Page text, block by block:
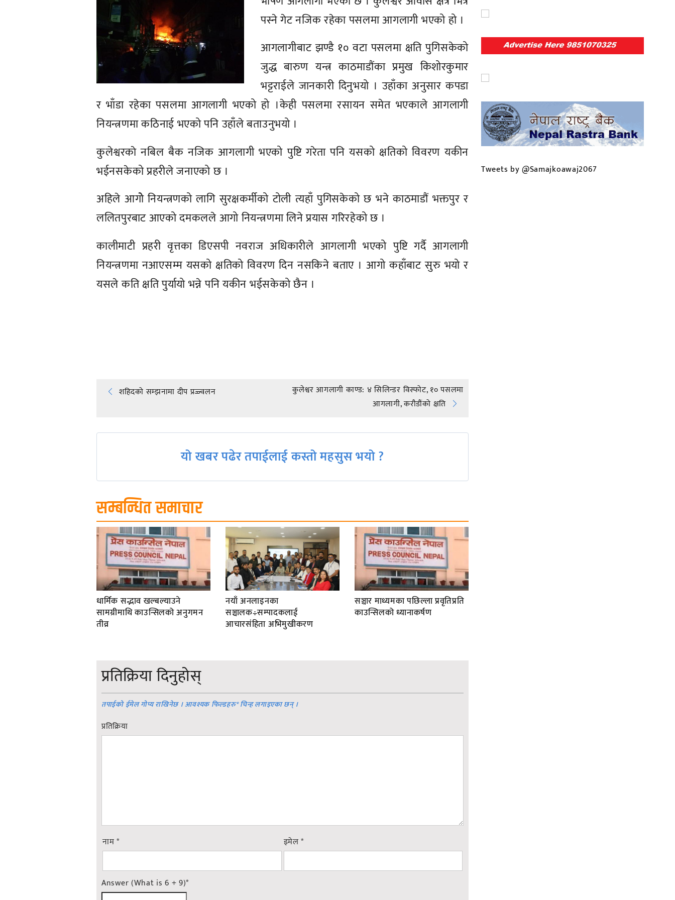
पस्ने गेट नजिक रहेका पसलमा आगलागी भएको हो ।
आगलागीबाट झण्डै १० वटा पसलमा क्षति पुगिसकेको
जुद्ध बारुण यन्त्र काठमाडौंका प्रमुख किशोरकुमार
भट्टराईले जानकारी दिनुभयो । उहाँका अनुसार कपडा
र भाँडा रहेका पसलमा आगलागी भएको हो ।केही पसलमा रसायन समेत भएकाले आगलागी
नियन्त्रणमा कठिनाई भएको पनि उहाँले बताउनुभयो ।
कुलेश्वरकाे नबिल बै‌क नजिक आगलागी भएको पुष्टि गरेता पनि यसको क्षतिको विवरण यकीन
भईनसकेको प्रहरीले जनाएको छ ।
अहिले आगोे नियन्त्रणको लागि सुरक्षकर्मीको टोली त्यहाँ पुगिसकेको छ भने काठमाडौं भक्तपुर र
ललितपुरबाट आएको दमकलले आगो नियन्त्रणमा लिने प्रयास गरिरहेको छ ।
कालीमाटी प्रहरी वृत्तका डिएसपी नवराज अधिकारीले आगलागी भएको पुष्टि गर्दै आगलागी
नियन्त्रणमा नआएसम्म यसको क्षतिको विवरण दिन नसकिने बताए । आगो कहाँबाट सुरु भयो र
यसले कति क्षति पुर्यायो भन्ने पनि यकीन भईसकेको छैन ।
Post
navigation
शहिदको सम्झनामा दीप प्रज्ज्वलन
कुलेश्वर आगलागी काण्ड: ४ सिलिन्डर विस्फोट, १० पसलमा
आगलागी, करौडौंको क्षति
यो खबर पढेर तपाईलाई कस्तो महसुस भयो ?
सम्बन्धित समाचार
धार्मिक सद्भाव खल्बल्याउने
सामग्रीमाथि काउन्सिलको अनुगमन
तीव्र
नयाँ अनलाइनका
सञ्चालक÷सम्पादकलाई
आचारसंहिता अभिमुखीकरण
सञ्चार माध्यमका पछिल्ला प्रवृतिप्रति
काउन्सिलको ध्यानाकर्षण
प्रतिक्रिया दिनुहोस्
तपाईको ईमेल गोप्य राखिनेछ । आवश्यक फिल्डहरु*चिन्ह लगाइएका छन् ।
प्रतिक्रिया
नाम* इमेल*
Answer (What is 6 + 9)*
Tweets by @Samajkoawaj2067